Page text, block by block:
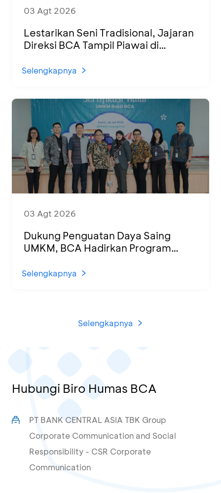
03 Agt 2026
Lestarikan Seni Tradisional, Jajaran
Direksi BCA Tampil Piawai di
Selengkapnya
03 Agt 2026
Dukung Penguatan Daya Saing
UMKM, BCA Hadirkan Program
di KCU Tanjung Priok
Selengkapnya
Selengkapnya
Hubungi Biro Humas BCA
PT BANK CENTRAL ASIA TBK Group
Corporate Communication and Social
Responsibility - CSR Corporate
Communication